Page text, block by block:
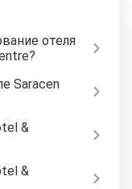
отеля
Saracen
&
&